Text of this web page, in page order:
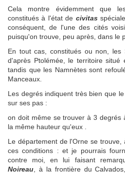
Cela montre évidemment que
constitués à l'état de civitas
conséquent, de l'une des cités
puisqu'on trouve, peu après, dans le
En tout cas, constitués ou non, les
d'après Ptolémée, le territoire situé
tandis que les Namnètes sont
Manceaux.
Les degrés indiquent très bien que
sur ses pas :
on doit même se trouver à 3 degrés
la même hauteur qu'eux .
Le département de l'Orne se
ces conditions : et je pourrais
contre moi, en lui faisant
Noireau , à la frontière du